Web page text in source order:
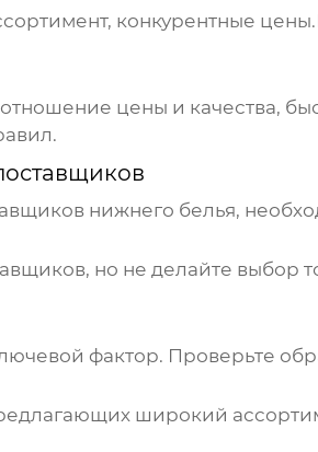
конкурентные цены.
цены и качества,
нижнего белья,
, но не делайте выбор
фактор. Проверьте
широкий